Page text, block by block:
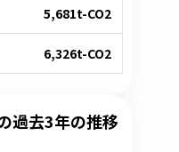
5,681t-CO2
6,326t-CO2
過去3年の推移